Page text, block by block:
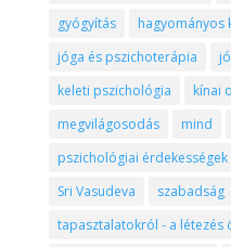
gyógyítás
hagyományos
jóga és pszichoterápia
keleti pszichológia
kínai
megvilágosodás
mind
pszichológiai érdekességek
Sri Vasudeva
szabadság
tapasztalatokról - a létezés